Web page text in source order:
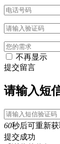
不再显示
提交留言
请输入短
60秒后可重新获
提交成功